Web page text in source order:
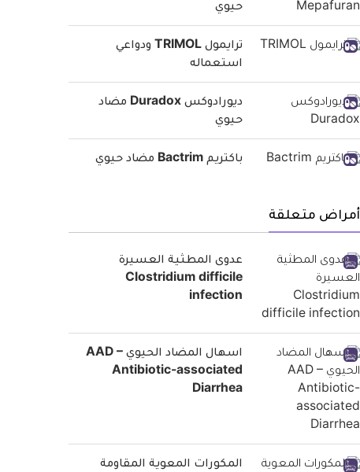
حيوي
ترايمول TRIMOL ودواعي
استعماله
ديورادوكس Duradox مضاد
حيوي
باكتريم Bactrim مضاد حيوي
أمراض متعلقة
عدوى المطثية العسيرة
Clostridium difficile
infection
اسهال المضاد الحيوي AAD –
Antibiotic-associated
Diarrhea
المكورات المعوية المقاومة